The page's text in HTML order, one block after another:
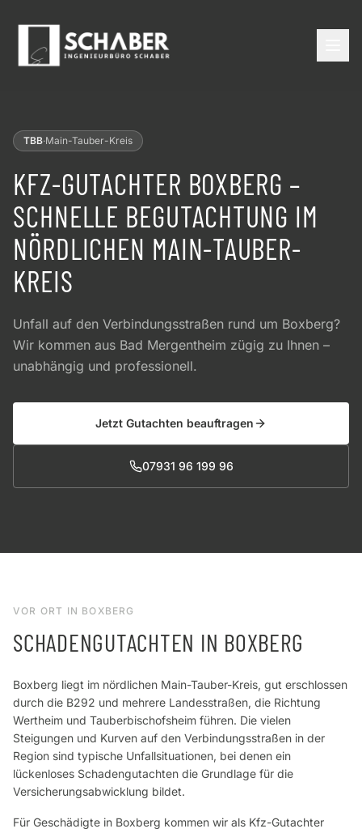
TBB·Main-Tauber-Kreis
KFZ-GUTACHTER BOXBERG –
SCHNELLE BEGUTACHTUNG IM
NÖRDLICHEN MAIN-TAUBER-
KREIS
Unfall auf den Verbindungsstraßen rund um Boxberg?
Wir kommen aus Bad Mergentheim zügig zu Ihnen –
unabhängig und professionell.
Jetzt Gutachten beauftragen
07931 96 199 96
VOR ORT IN BOXBERG
SCHADENGUTACHTEN IN BOXBERG
Boxberg liegt im nördlichen Main-Tauber-Kreis, gut erschlossen
durch die B292 und mehrere Landesstraßen, die Richtung
Wertheim und Tauberbischofsheim führen. Die vielen
Steigungen und Kurven auf den Verbindungsstraßen in der
Region sind typische Unfallsituationen, bei denen ein
lückenloses Schadengutachten die Grundlage für die
Versicherungsabwicklung bildet.
Für Geschädigte in Boxberg kommen wir als Kfz-Gutachter